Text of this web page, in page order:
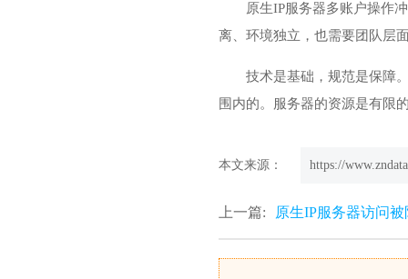
原生IP服务器多账户操作
离、环境独立，也需要团队层
技术是基础，规范是保障
围内的。服务器的资源是有限
本文来源： https://
上一篇: 原生IP服务器访问